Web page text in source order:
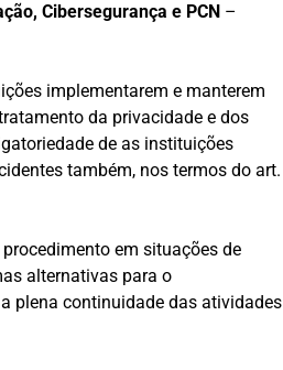
Cibersegurança e PCN –
implementarem e manterem
da privacidade e dos
de as instituições
também, nos termos do art.
em situações de
alternativas para o
plena continuidade das atividades